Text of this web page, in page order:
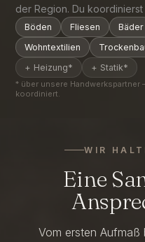
der Region. Du koordinierst
Böden Fliesen Bäder
Wohntextilien
+ Heizung*
+ Statik*
* über unsere Handwerkspartner
koordiniert.
WIR
Eine
Vom ersten Aufmaß